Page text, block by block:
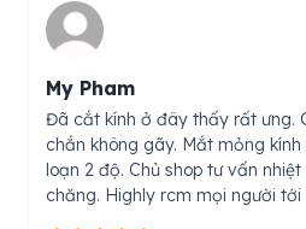
My Pham
Đã cắt kính ở đây thấy rất ưng.
chắn không gãy. Mắt mỏng
loạn 2 độ. Chủ shop tư vấn
chăng. Highly rcm mọi người tới